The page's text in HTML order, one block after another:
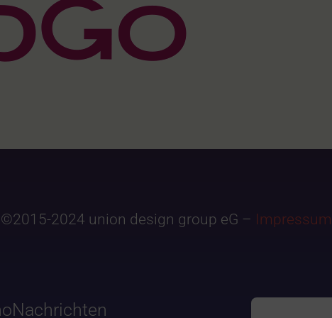
©2015-2024 union design group eG – Impressum